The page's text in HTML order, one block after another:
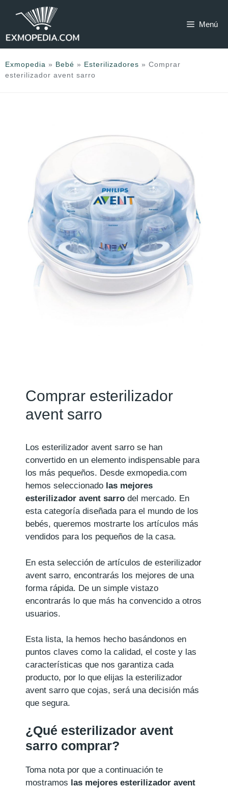
Menú
Exmopedia » Bebé » Esterilizadores » Comprar
esterilizador avent sarro
Comprar esterilizador
avent sarro
Los esterilizador avent sarro se han
convertido en un elemento indispensable para
los más pequeños. Desde exmopedia.com
hemos seleccionado las mejores
esterilizador avent sarro del mercado. En
esta categoría diseñada para el mundo de los
bebés, queremos mostrarte los artículos más
vendidos para los pequeños de la casa.
En esta selección de artículos de esterilizador
avent sarro, encontrarás los mejores de una
forma rápida. De un simple vistazo
encontrarás lo que más ha convencido a otros
usuarios.
Esta lista, la hemos hecho basándonos en
puntos claves como la calidad, el coste y las
características que nos garantiza cada
producto, por lo que elijas la esterilizador
avent sarro que cojas, será una decisión más
que segura.
¿Qué esterilizador avent
sarro comprar?
Toma nota por que a continuación te
mostramos las mejores esterilizador avent